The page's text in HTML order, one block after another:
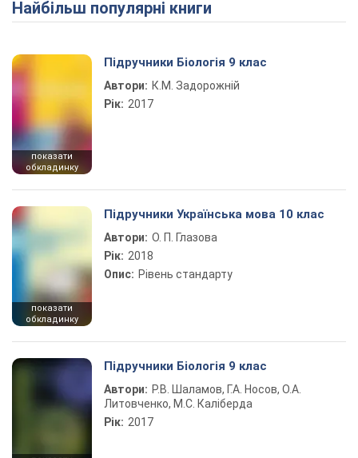
Найбільш популярні книги
показати
обкладинку
Підручники Біологія 9 клас
Автори: К.М. Задорожній
Рік: 2017
показати
обкладинку
Підручники Українська мова 10 клас
Автори: О. П. Глазова
Рік: 2018
Опис: Рівень стандарту
Підручники Біологія 9 клас
Автори: Р.В. Шаламов, Г.А. Носов, О.А.
Литовченко, М.С. Каліберда
Рік: 2017